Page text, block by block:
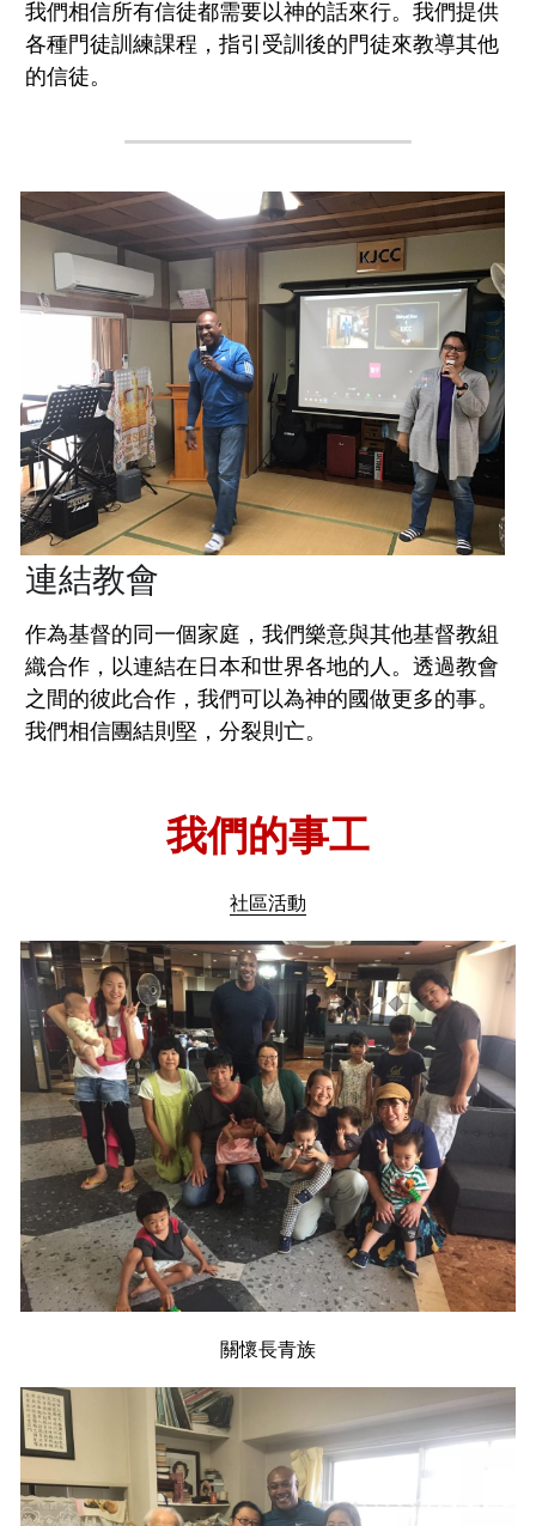
我們相信所有信徒都需要以神的話來行。我們提供
各種門徒訓練課程，指引受訓後的門徒來教導其他
的信徒。
連結教會
作為基督的同一個家庭，我們樂意與其他基督教組
織合作，以連結在日本和世界各地的人。透過教會
之間的彼此合作，我們可以為神的國做更多的事。
我們相信團結則堅，分裂則亡。
我們的事工
社區活動
關懷長青族